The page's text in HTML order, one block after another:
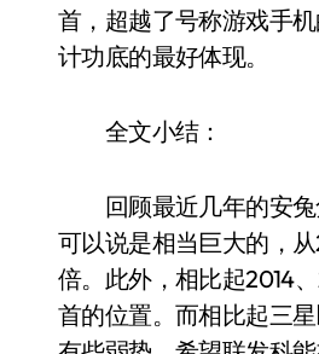
首，超越了号称游戏手
计功底的最好体现。
全文小结：
回顾最近几年的安兔
可以说是相当巨大的，
倍。此外，相比起2014
首的位置。而相比起三